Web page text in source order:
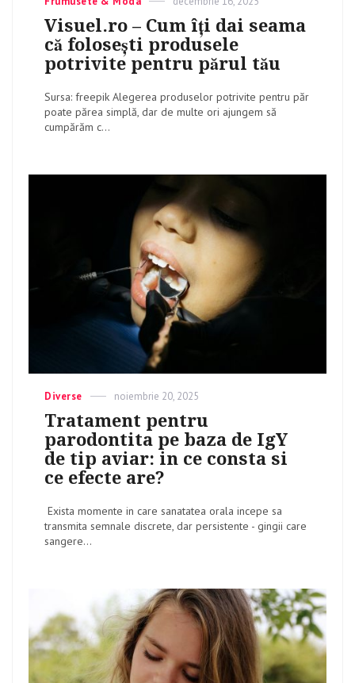
Visuel.ro – Cum îți dai seama
că folosești produsele
potrivite pentru părul tău
Sursa: freepik Alegerea produselor potrivite pentru păr
poate părea simplă, dar de multe ori ajungem să
cumpărăm c...
Categories
Diverse
Posted
noiembrie 20, 2025
Tratament pentru
parodontita pe baza de IgY
de tip aviar: in ce consta si
ce efecte are?
Exista momente in care sanatatea orala incepe sa
transmita semnale discrete, dar persistente - gingii care
sangere...